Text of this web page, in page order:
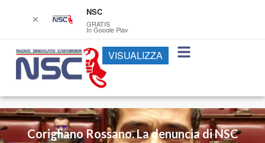
Corigliano Rossano. La denuncia di NSC
✕
NSC
GRATIS
In Google Play
VISUALIZZA